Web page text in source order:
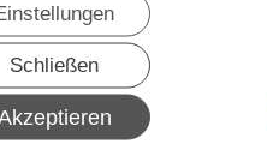
Schließen